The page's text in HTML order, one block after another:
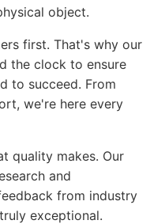
object.
first. That's why our
the clock to ensure
to succeed. From
we're here every
quality makes. Our
and
from industry
exceptional.